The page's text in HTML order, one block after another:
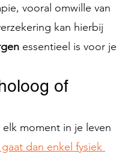
vooral omwille van
kan hierbij
essentieel is voor je
of
moment in je leven
dan enkel fysiek